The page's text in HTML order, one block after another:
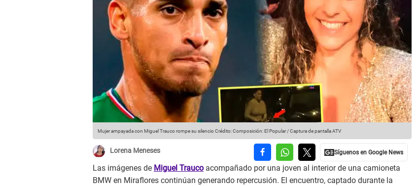
Mujer ampayada con Miguel Trauco rompe su silencioCrédito: Composición: El Popular / Captura de pantalla ATV
Lorena Meneses
Las imágenes de Miguel Trauco acompañado por una joven al interior de una camioneta
BMW en Miraflores continúan generando repercusión. El encuentro, captado durante la